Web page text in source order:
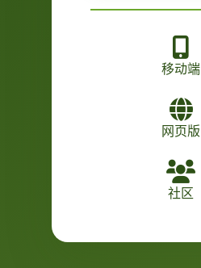
移动端
网页版
社区